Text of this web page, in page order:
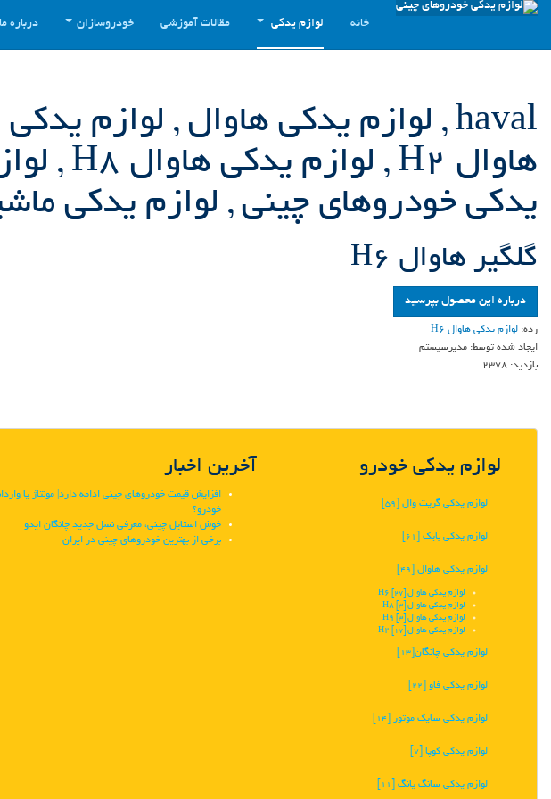
خانه لوازم یدکی مقالات آموزشی خودروسازان درباره ما
یدکی خودروهای چینی , لوازم یدکی
گلگير هاوال H6
درباره این محصول بپرسید
رده: لوازم یدکی هاوال H6
ایجاد شده توسط: مدیرسیستم
بازدید: 2378
لوازم یدکی خودرو
لوازم یدکی گریت وال
لوازم یدکی بایک
لوازم یدکی هاوال
لوازم یدکی هاوال H6 [27]
لوازم یدکی هاوال H8 [3]
لوازم یدکی هاوال H9 [3]
لوازم یدکی هاوال H2 [17]
لوازم یدکی چانگان‬‎ [13]
لوازم یدکی فاو
لوازم یدکی سایک موتور
لوازم یدکی کوپا
لوازم یدکی سانگ یانگ
آخرین اخبار
افزایش قیمت خودروهای چینی ادامه دارد| مونتاژ یا
خودرو؟
خوش استایل چینی، معرفی نسل جدید چانگان ایدو
برخی از بهترین خودروهای چینی در ایران